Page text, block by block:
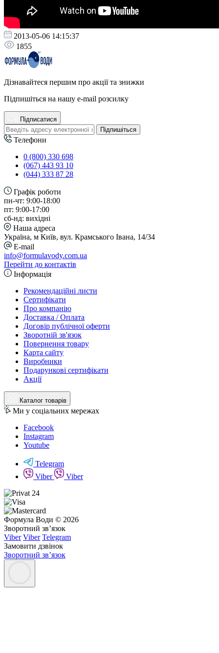
2013-05-06 14:15:37
1855
Дізнавайтеся першим про акції та знижки
Підпишіться на нашу e-mail розсилку
Підписатися
Підпишіться
Телефони
0 (800) 330 698
(067) 443 93 10
(044) 333 87 28
Графік роботи
пн-чт: 9:00-18:00
пт: 9:00-17:00
сб-нд: вихідні
Наша адреса
Україна, м Київ, вул. Крамського Івана, 14/34
E-mail
info@formulavody.com.ua
Перейти до контактів
Інформація
Рекомендаційні листи
Сертифікати
Про компанію
Доставка / Оплата
Договір публічної оферти
Зворотній зв'язок
Повернення товару
Карта сайту
Виробники
Подарункові сертифікати
Акції
Каталог товарів
Ми у соціальних мережах
Facebook
Instagram
Youtube
Telegram
Viber
Viber
Формула Води © 2026
Зворотний зв’язок
Viber Viber Telegram
Замовити дзвінок
Зворотний зв’язок